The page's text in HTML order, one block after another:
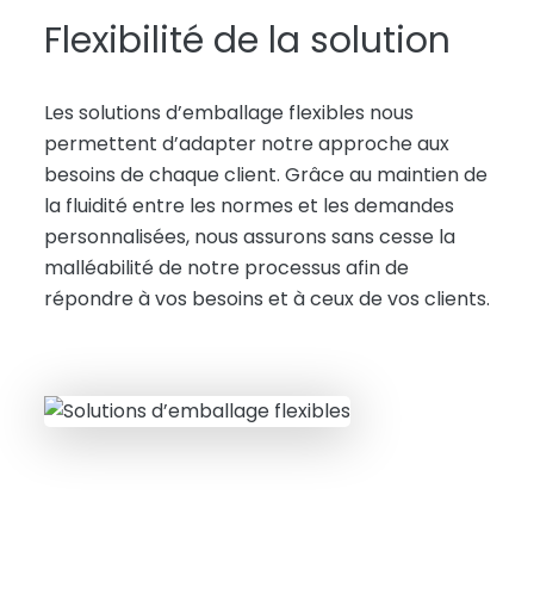
Flexibilité de la solution
Les solutions d’emballage flexibles nous
permettent d’adapter notre approche aux
besoins de chaque client. Grâce au maintien de
la fluidité entre les normes et les demandes
personnalisées, nous assurons sans cesse la
malléabilité de notre processus afin de
répondre à vos besoins et à ceux de vos clients.